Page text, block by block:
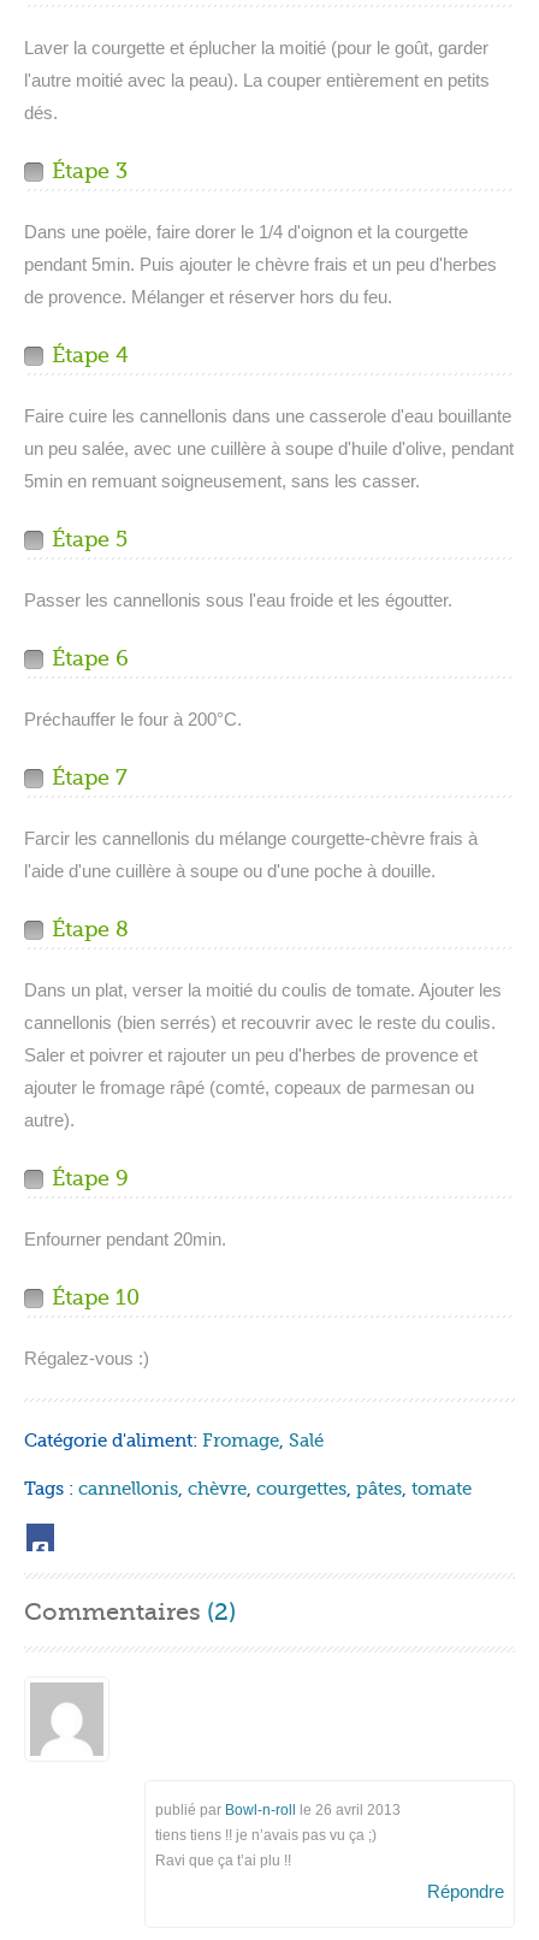
Laver la courgette et éplucher la moitié (pour le goût, garder
l'autre moitié avec la peau). La couper entièrement en petits
dés.
Étape 3
Dans une poële, faire dorer le 1/4 d'oignon et la courgette
pendant 5min. Puis ajouter le chèvre frais et un peu d'herbes
de provence. Mélanger et réserver hors du feu.
Étape 4
Faire cuire les cannellonis dans une casserole d'eau bouillante
un peu salée, avec une cuillère à soupe d'huile d'olive, pendant
5min en remuant soigneusement, sans les casser.
Étape 5
Passer les cannellonis sous l'eau froide et les égoutter.
Étape 6
Préchauffer le four à 200°C.
Étape 7
Farcir les cannellonis du mélange courgette-chèvre frais à
l'aide d'une cuillère à soupe ou d'une poche à douille.
Étape 8
Dans un plat, verser la moitié du coulis de tomate. Ajouter les
cannellonis (bien serrés) et recouvrir avec le reste du coulis.
Saler et poivrer et rajouter un peu d'herbes de provence et
ajouter le fromage râpé (comté, copeaux de parmesan ou
autre).
Étape 9
Enfourner pendant 20min.
Étape 10
Régalez-vous :)
Catégorie d'aliment: Fromage, Salé
Tags : cannellonis, chèvre, courgettes, pâtes, tomate
Commentaires (2)
publié par Bowl-n-roll le26 avril 2013
tiens tiens !! je n’avais pas vu ça ;)
Ravi que ça t’ai plu !!
Répondre